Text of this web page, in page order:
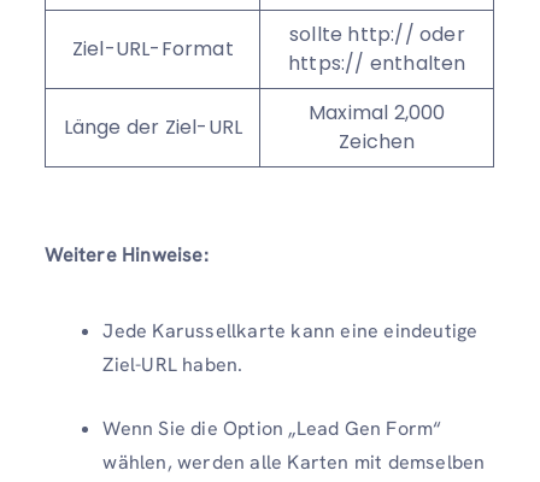
Ziel-URL-Format
sollte http:// oder
https:// enthalten
Länge der Ziel-URL
Maximal 2,000
Zeichen
Weitere Hinweise:
Jede Karussellkarte kann eine eindeutige
Ziel-URL haben.
Wenn Sie die Option „Lead Gen Form“
wählen, werden alle Karten mit demselben